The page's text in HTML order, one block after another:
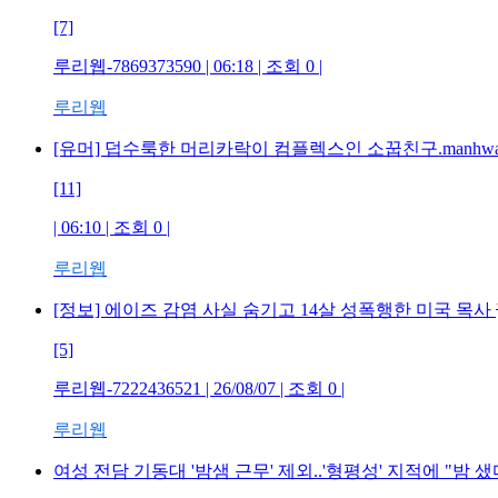
[7]
루리웹-7869373590 | 06:18 | 조회 0 |
루리웹
[유머] 덥수룩한 머리카락이 컴플렉스인 소꿉친구
[11]
| 06:10 | 조회 0 |
루리웹
[정보] 에이즈 감염 사실 숨기고 14살 성폭행한 미국 목사
[5]
루리웹-7222436521 | 26/08/07 | 조회 0 |
루리웹
여성 전담 기동대 '밤샘 근무' 제외..'형평성' 지적에 "밤